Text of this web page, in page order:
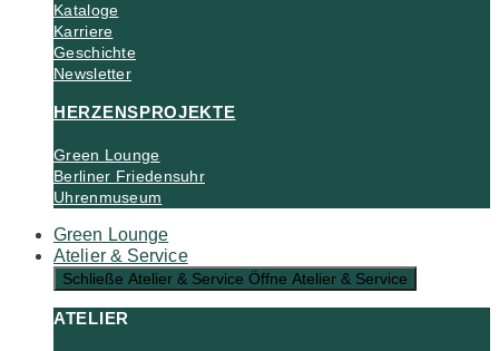
Kataloge
Karriere
Geschichte
Newsletter
HERZENSPROJEKTE
Green Lounge
Berliner Friedensuhr
Uhrenmuseum
Green Lounge
Atelier & Service
Schließe Atelier & Service Öffne Atelier & Service
ATELIER